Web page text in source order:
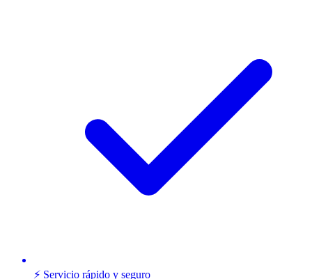
⚡ Servicio rápido y seguro